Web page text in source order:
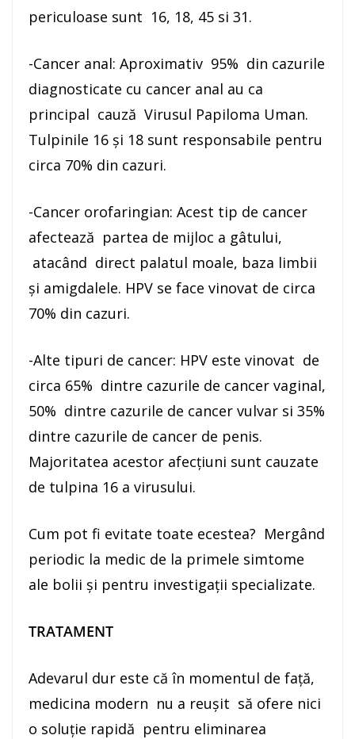
periculoase sunt 16, 18, 45 si 31.
-Cancer anal: Aproximativ 95% din cazurile
diagnosticate cu cancer anal au ca
principal cauză Virusul Papiloma Uman.
Tulpinile 16 și 18 sunt responsabile pentru
circa 70% din cazuri.
-Cancer orofaringian: Acest tip de cancer
afectează partea de mijloc a gâtului,
atacând direct palatul moale, baza limbii
și amigdalele. HPV se face vinovat de circa
70% din cazuri.
-Alte tipuri de cancer: HPV este vinovat de
circa 65% dintre cazurile de cancer vaginal,
50% dintre cazurile de cancer vulvar si 35%
dintre cazurile de cancer de penis.
Majoritatea acestor afecțiuni sunt cauzate
de tulpina 16 a virusului.
Cum pot fi evitate toate ecestea? Mergând
periodic la medic de la primele simtome
ale bolii și pentru investigații specializate.
TRATAMENT
Adevarul dur este că în momentul de față,
medicina modern nu a reușit să ofere nici
o soluție rapidă pentru eliminarea